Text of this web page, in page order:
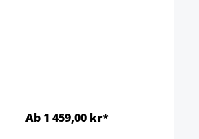
Ab 1 459,00 kr*